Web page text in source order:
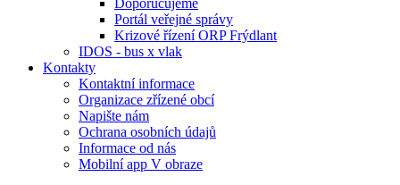
Doporučujeme
Portál veřejné správy
Krizové řízení ORP Frýdlant
IDOS - bus x vlak
Kontakty
Kontaktní informace
Organizace zřízené obcí
Napište nám
Ochrana osobních údajů
Informace od nás
Mobilní app V obraze